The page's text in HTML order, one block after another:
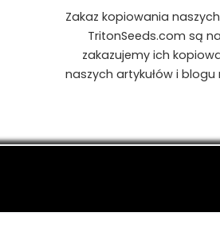
Zakaz kopiowania
TritonSeeds.com są
zakazujemy ich
naszych artykułów i
cannabis, konopiach indyjskich,